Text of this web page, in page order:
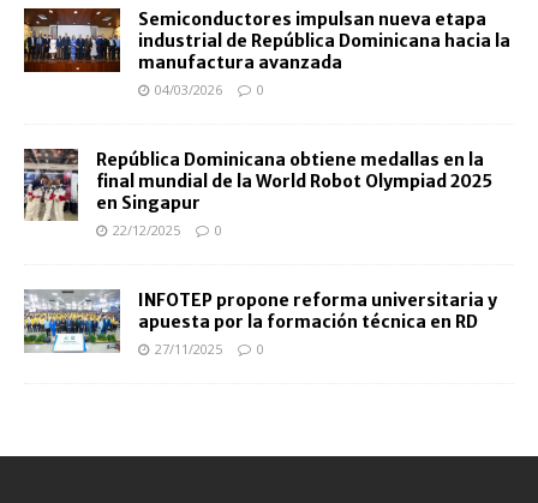
Semiconductores impulsan nueva etapa
industrial de República Dominicana hacia la
manufactura avanzada
04/03/2026 0
República Dominicana obtiene medallas en la
final mundial de la World Robot Olympiad 2025
en Singapur
22/12/2025 0
INFOTEP propone reforma universitaria y
apuesta por la formación técnica en RD
27/11/2025 0